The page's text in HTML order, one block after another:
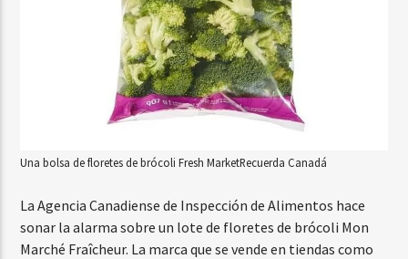
Una bolsa de floretes de brócoli Fresh MarketRecuerda Canadá
La Agencia Canadiense de Inspección de Alimentos hace
sonar la alarma sobre un lote de floretes de brócoli Mon
Marché Fraîcheur. La marca que se vende en tiendas como